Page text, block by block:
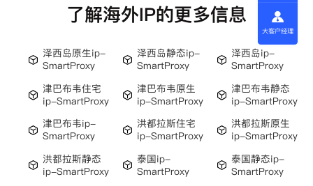
了解海外IP的更多信息
泽西岛原生ip-
SmartProxy
泽西岛静态ip-
SmartProxy
泽西岛ip-
SmartProxy
津巴布韦住宅
ip-SmartProxy
津巴布韦原生
ip-SmartProxy
津巴布韦静态
ip-SmartProxy
津巴布韦ip-
SmartProxy
洪都拉斯住宅
ip-SmartProxy
洪都拉斯原生
ip-SmartProxy
洪都拉斯静态
ip-SmartProxy
泰国ip-
SmartProxy
泰国静态ip-
SmartProxy
大客户经理